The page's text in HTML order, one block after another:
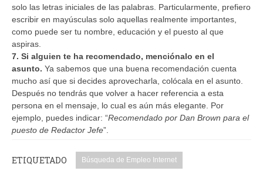
solo las letras iniciales de las palabras. Particularmente, prefiero
escribir en mayúsculas solo aquellas realmente importantes,
como puede ser tu nombre, educación y el puesto al que
aspiras.
7. Si alguien te ha recomendado, menciónalo en el
asunto. Ya sabemos que una buena recomendación cuenta
mucho así que si decides aprovecharla, colócala en el asunto.
Después no tendrás que volver a hacer referencia a esta
persona en el mensaje, lo cual es aún más elegante. Por
ejemplo, puedes indicar: “Recomendado por Dan Brown para el
puesto de Redactor Jefe”.
ETIQUETADO Búsqueda de Empleo Internet